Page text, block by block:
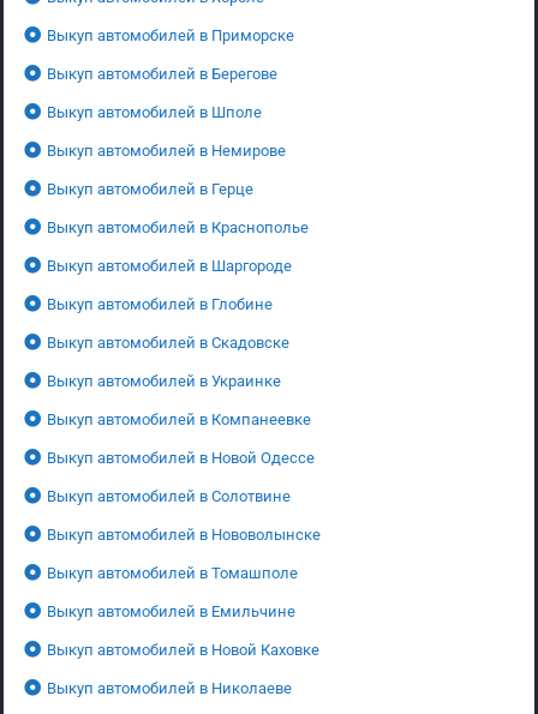
Выкуп автомобилей в Приморске
Выкуп автомобилей в Берегове
Выкуп автомобилей в Шполе
Выкуп автомобилей в Немирове
Выкуп автомобилей в Герце
Выкуп автомобилей в Краснополье
Выкуп автомобилей в Шаргороде
Выкуп автомобилей в Глобине
Выкуп автомобилей в Скадовске
Выкуп автомобилей в Украинке
Выкуп автомобилей в Компанеевке
Выкуп автомобилей в Новой Одессе
Выкуп автомобилей в Солотвине
Выкуп автомобилей в Нововолынске
Выкуп автомобилей в Томашполе
Выкуп автомобилей в Емильчине
Выкуп автомобилей в Новой Каховке
Выкуп автомобилей в Николаеве